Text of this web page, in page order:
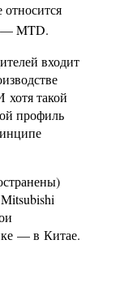
— MTD.
входит
такой
профиль
— в Китае.